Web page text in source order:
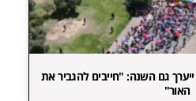
גם השנה: "חייבים להגביר את
האור"